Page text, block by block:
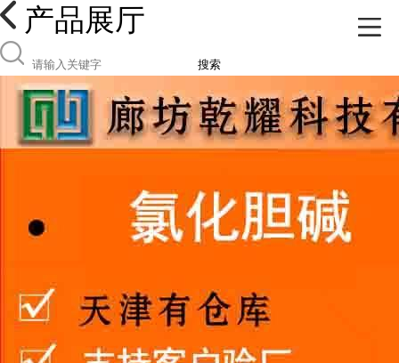
产品展厅
搜索